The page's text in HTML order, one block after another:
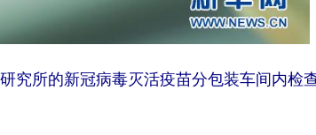
究所的新冠病毒灭活疫苗分包装车间内检